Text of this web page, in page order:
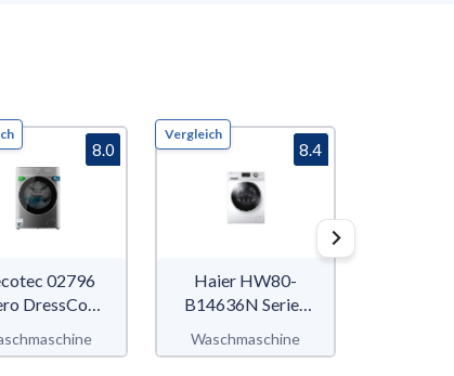
02796
DressCode
A
8.0
Vergleich
Haier HW80-
B14636N Series
Waschmaschine
8.4